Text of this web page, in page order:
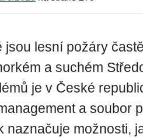
jsou lesní požáry
a suchém
je v České
a soubor
naznačuje možnosti,